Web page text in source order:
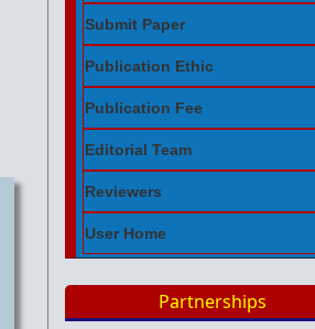
Submit Paper
Publication Ethic
Publication Fee
Editorial Team
Reviewers
User Home
Partnerships